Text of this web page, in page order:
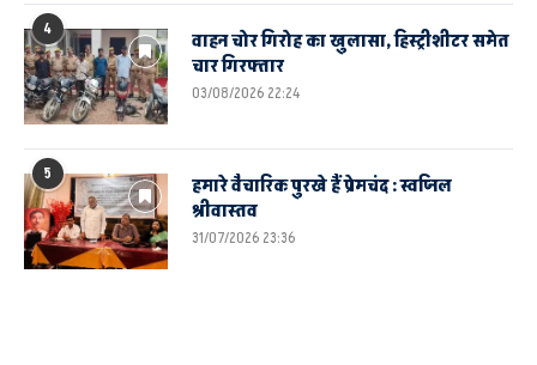
4
वाहन चोर गिरोह का खुलासा, हिस्ट्रीशीटर समेत
चार गिरफ्तार
03/08/2026 22:24
5
हमारे वैचारिक पुरखे हैं प्रेमचंद : स्वप्निल
श्रीवास्तव
31/07/2026 23:36